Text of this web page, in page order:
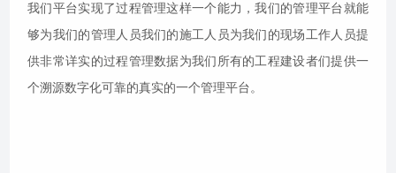
我们平台实现了过程管理这样一个能力，我们的管理平台就能
够为我们的管理人员我们的施工人员为我们的现场工作人员提
供非常详实的过程管理数据为我们所有的工程建设者们提供一
个溯源数字化可靠的真实的一个管理平台。